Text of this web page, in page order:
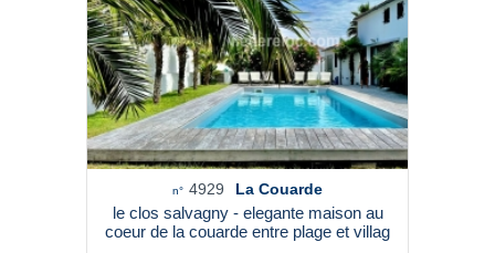
n° 4929 La Couarde
le clos salvagny - elegante maison au
coeur de la couarde entre plage et villag